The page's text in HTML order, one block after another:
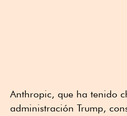
Anthropic, que ha tenido
administración Trump,